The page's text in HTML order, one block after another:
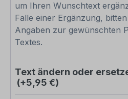
um Ihren Wunschtext
Falle einer Ergänzung,
Angaben zur gewünschten
Textes.
Text ändern oder
(+5,95 €)